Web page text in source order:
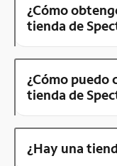
¿Cómo
tienda de
¿Cómo puedo
tienda de
¿Hay una